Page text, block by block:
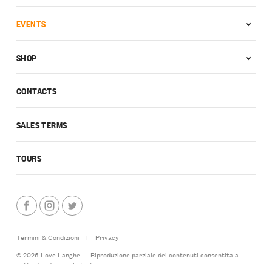
CONTACTS
SALES TERMS
TOURS
EVENTS
SHOP
Termini & Condizioni |
Privacy
© 2026 Love Langhe — Riproduzione parziale dei contenuti consentita a